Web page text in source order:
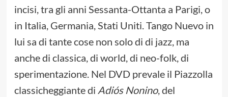
incisi, tra gli anni Sessanta-Ottanta a Parigi, o
in Italia, Germania, Stati Uniti. Tango Nuevo in
lui sa di tante cose non solo di di jazz, ma
anche di classica, di world, di neo-folk, di
sperimentazione. Nel DVD prevale il Piazzolla
classicheggiante di Adiós Nonino, del